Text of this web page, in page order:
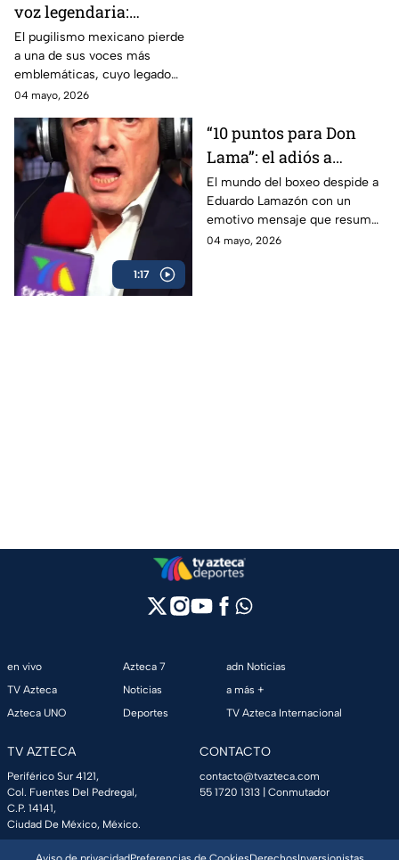
voz legendaria:
Eduardo Lamazón
El pugilismo mexicano pierde
a una de sus voces más
emblemáticas, cuyo legado
marcó a generaciones.
04 mayo, 2026
1:17
“10 puntos para Don
Lama”: el adiós a
Eduardo Lamazón
El mundo del boxeo despide a
Eduardo Lamazón con un
emotivo mensaje que resume
su legado imborrable.
04 mayo, 2026
en vivo
TV Azteca
Azteca UNO
Azteca 7
Noticias
Deportes
adn Noticias
a más +
TV Azteca Internacional
TV AZTECA
Periférico Sur 4121,
Col. Fuentes Del Pedregal,
C.P. 14141,
Ciudad De México, México.
CONTACTO
contacto@tvazteca.com
55 1720 1313 | Conmutador